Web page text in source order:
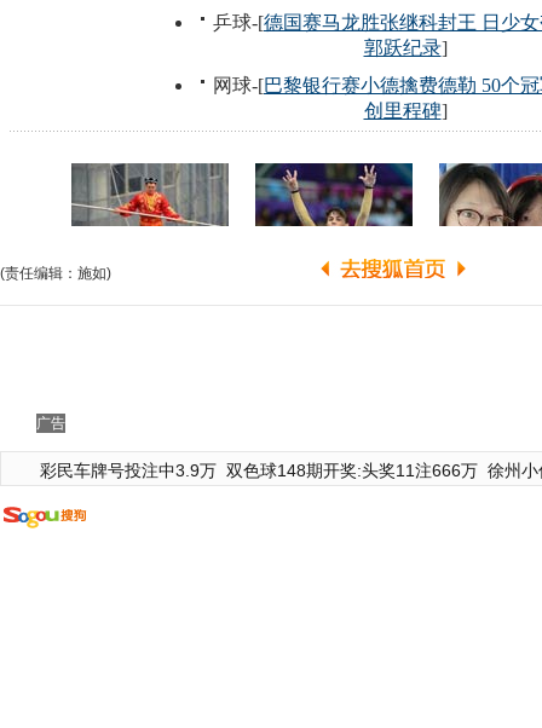
(责任编辑：施如)
广告
彩民车牌号投注中3.9万 双色球148期开奖:头奖11注666万 徐州